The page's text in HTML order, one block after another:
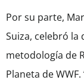
Por su parte,
Suiza, celebró la
metodología de
Planeta de